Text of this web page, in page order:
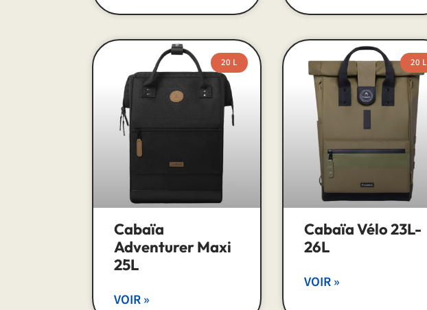
20 L
Cabaïa
Adventurer Maxi
25L
VOIR »
20 L
Cabaïa Vélo 23L-
26L
VOIR »